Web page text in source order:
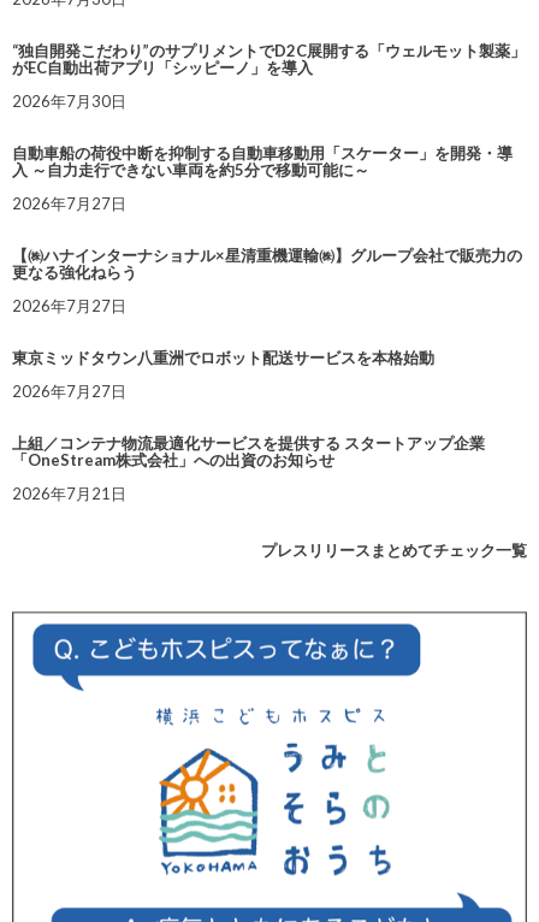
“独自開発こだわり”のサプリメントでD2C展開する「ウェルモット製薬」
がEC自動出荷アプリ「シッピーノ」を導入
2026年7月30日
自動車船の荷役中断を抑制する自動車移動用「スケーター」を開発・導
入 ～自力走行できない車両を約5分で移動可能に～
2026年7月27日
【㈱ハナインターナショナル×星清重機運輸㈱】グループ会社で販売力の
更なる強化ねらう
2026年7月27日
東京ミッドタウン八重洲でロボット配送サービスを本格始動
2026年7月27日
上組／コンテナ物流最適化サービスを提供する スタートアップ企業
「OneStream株式会社」への出資のお知らせ
2026年7月21日
プレスリリースまとめてチェック一覧